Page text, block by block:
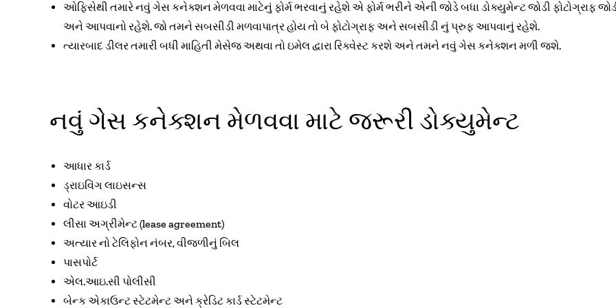
ઓફિસેથી તમારે નવું ગેસ કનેક્શન મેળવવા માટેનું ફોર્મ ભરવાનું રહેશે એ ફોર્મ ભરીને એની જોડે બધા ડોક્યુમેન્ટ જોડી ફોટોગ્રાફ
અને આપવાનો રહેશે. જો તમને સબસીડી મળવાપાત્ર હોય તો બે ફોટોગ્રાફ અને સબસીડી નું પ્રુફ આપવાનું રહેશે.
ત્યારબાદ ડીલર તમારી બધી માહિતી મેસેજ અથવા તો ઇમેલ દ્વારા રિક્વેસ્ટ કરશે અને તમને નવું ગેસ કનેક્શન મળી જશે.
નવું ગેસ કનેક્શન મેળવવા માટે જરૂરી ડોક્યુમેન્ટ
આધાર કાર્ડ
ડ્રાઇવિંગ લાઇસન્સ
વોટર આઇડી
લીસા અગ્રીમેન્ટ (lease agreement)
અત્યાર નો ટેલિફોન નંબર, વીજળીનું બિલ
પાસપોર્ટ
એલ.આઇ.સી પોલીસી
બેન્ક એકાઉન્ટ સ્ટેટમેન્ટ અને ક્રેડિટ કાર્ડ સ્ટેટમેન્ટ